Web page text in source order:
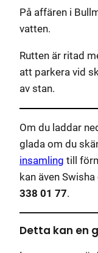
På affären i
vatten.
Rutten är ritad
att parkera vid
av stan.
Om du laddar
glada om du
insamling till
kan även
338 01 77.
Detta kan en